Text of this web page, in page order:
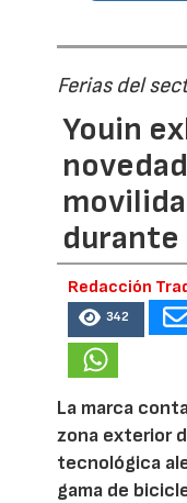
Ferias del
Youin
durante
Redacción
342
La marca
zona exterior
tecnológica
gama de